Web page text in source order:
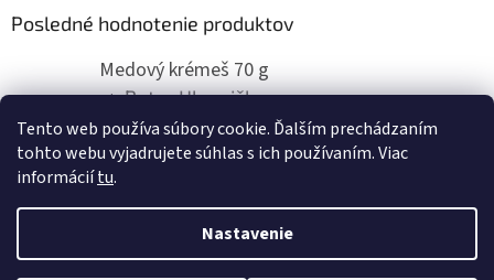
Tento web používa súbory cookie. Ďalším prechádzaním
tohto webu vyjadrujete súhlas s ich používaním. Viac
informáciítu.
Nastavenie
Posledné hodnotenie produktov
Medový krémeš 70 g
| Peter Hlavnička
super
Vytvoril Shoptet